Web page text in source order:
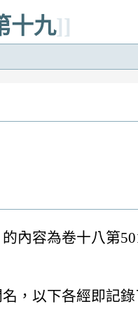
十九]]
內容為卷十八第
，以下各經即記